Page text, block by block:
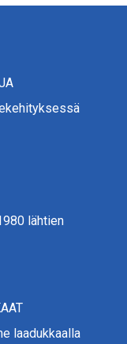
lähtien
laadukkaalla